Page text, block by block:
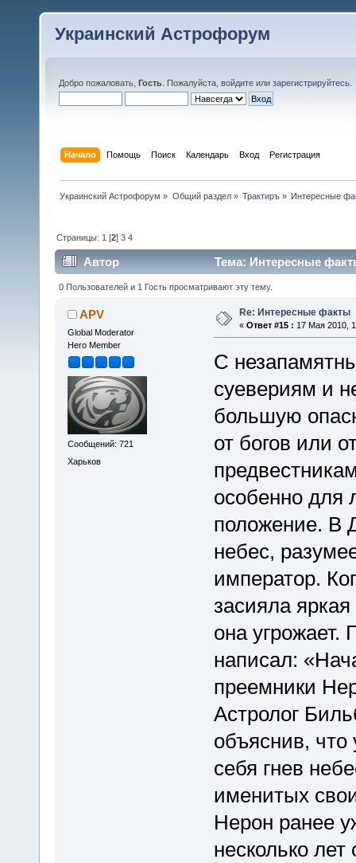
Украинский Астрофорум
Добро пожаловать, Гость . Пожалуйста, войдите или зарегистрируйтесь
Начало Помощь Поиск Календарь Вход Регистрация
Украинский Астрофорум » Общий раздел» Трактиръ» Интересные
Страницы: 1 [2]3 4
Автор Тема: Интересные
0 Пользователей и 1 Гость просматривают эту тему.
APV
Global Moderator
Hero Member
Сообщений: 721
Харьков
Re: Интересные факты
« Ответ #15 : 17 Мая 2010,
С
суевериям и
большую
от богов или
особенно
положение. В
небес,
император.
засияла
она угрожает.
написал:
преемники
Астролог
объяснив, что
себя гнев
именитых
Нерон ранее
несколько